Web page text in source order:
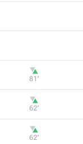
81‎’‎
62‎’‎
62‎’‎